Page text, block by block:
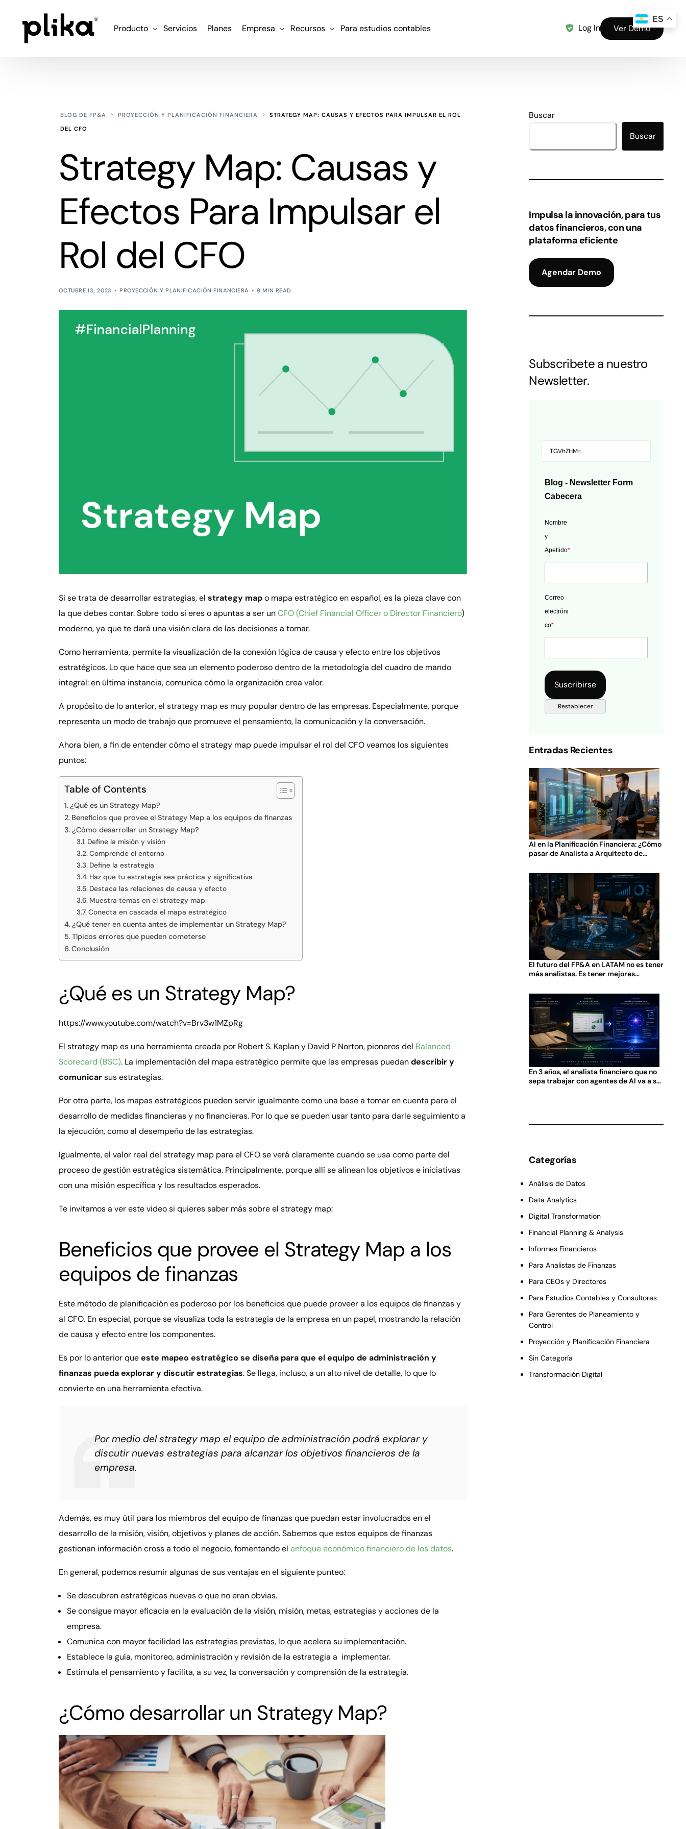
Producto Servicios Planes Empresa Recursos
Ebooks
Para estudios contables Log In Ver Demo
BLOG DE FP&A PROYECCIÓN Y PLANIFICACIÓN FINANCIERA
STRATEGY MAP: CAUSAS Y EFECTOS PARA IMPULSAR EL ROL
DEL CFO
Strategy Map: Causas y
Efectos Para Impulsar el
Rol del CFO
OCTUBRE 13, 2023 PROYECCIÓN Y PLANIFICACIÓN FINANCIERA 9 MIN READ
Si se trata de desarrollar estrategias, el strategy mapo mapa estratégico en español, es la pieza clave con
la que debes contar. Sobre todo si eres o apuntas a ser unCFO (Chief Financial Officer o Director Financiero)
moderno, ya que te dará una visión clara de las decisiones a tomar.
Como herramienta, permite la visualización de la conexión lógica de causa y efecto entre los objetivos
estratégicos. Lo que hace que sea un elemento poderoso dentro de la metodología del cuadro de mando
integral: en última instancia, comunica cómo la organización crea valor.
A propósito de lo anterior, el strategy map es muy popular dentro de las empresas. Especialmente, porque
representa un modo de trabajo que promueve el pensamiento, la comunicación y la conversación.
Ahora bien, a fin de entender cómo el strategy map puede impulsar el rol del CFO veamos los siguientes
puntos:
Table of Contents
¿Qué es un Strategy Map?
Beneficios que provee el Strategy Map a los equipos de finanzas
¿Cómo desarrollar un Strategy Map?
Define la misión y visión
Comprende el entorno
Define la estrategia
Haz que tu estrategia sea práctica y significativa
Destaca las relaciones de causa y efecto
Muestra temas en el strategy map
Conecta en cascada el mapa estratégico
¿Qué tener en cuenta antes de implementar un Strategy Map?
Típicos errores que pueden cometerse
Conclusión
¿Qué es un Strategy Map?
https://www.youtube.com/watch?v=Brv3w1MZpRg
El strategy map es una herramienta creada por Robert S. Kaplan y David P Norton, pioneros del Balanced
Scorecard (BSC). La implementación del mapa estratégico permite que las empresas puedandescribir y
comunicarsus estrategias.
Por otra parte, los mapas estratégicos pueden servir igualmente como una base a tomar en cuenta para el
desarrollo de medidas financieras y no financieras. Por lo que se pueden usar tanto para darle seguimiento a
la ejecución, como al desempeño de las estrategias.
Igualmente, el valor real del strategy map para el CFO se verá claramente cuando se usa como parte del
proceso de gestión estratégica sistemática. Principalmente, porque allí se alinean los objetivos e iniciativas
con una misión específica y los resultados esperados.
Te invitamos a ver este video si quieres saber más sobre el strategy map:
Beneficios que provee el Strategy Map a los
equipos de finanzas
Este método de planificación es poderoso por los beneficios que puede proveer a los equipos de finanzas y
al CFO. En especial, porque se visualiza toda la estrategia de la empresa en un papel, mostrando la relación
de causa y efecto entre los componentes.
Es por lo anterior queeste mapeo estratégico se diseña para que el equipo de administración y
finanzas pueda explorar y discutir estrategias. Se llega, incluso, a un alto nivel de detalle, lo que lo
convierte en una herramienta efectiva.
Por medio del strategy map el equipo de administración podrá explorar y
discutir nuevas estrategias para alcanzar los objetivos financieros de la
empresa.
Además, es muy útil para los miembros del equipo de finanzas que puedan estar involucrados en el
desarrollo de la misión, visión, objetivos y planes de acción. Sabemos que estos equipos de finanzas
gestionan información cross a todo el negocio, fomentando el enfoque económico financiero de los datos.
En general, podemos resumir algunas de sus ventajas en el siguiente punteo:
Se descubren estratégicas nuevas o que no eran obvias.
Se consigue mayor eficacia en la evaluación de la visión, misión, metas, estrategias y acciones de la
empresa.
Comunica con mayor facilidad las estrategias previstas, lo que acelera su implementación.
Establece la guía, monitoreo, administración y revisión de la estrategia a implementar.
Estimula el pensamiento y facilita, a su vez, la conversación y comprensión de la estrategia.
¿Cómo desarrollar un Strategy Map?
Buscar
Buscar
Impulsa la innovación, para tus
datos financieros, con una
plataforma eficiente
Agendar Demo
Subscribete a nuestro
Newsletter.
Blog - Newsletter Form
Cabecera
Nombre
y
Apellido*
Correo
electróni
co*
Entradas Recientes
AI en la Planificación Financiera: ¿Cómo
pasar de Analista a Arquitecto de
El futuro del FP&A en LATAM no es tener
más analistas. Es tener mejores
En 3 años, el analista financiero que no
sepa trabajar con agentes de AI va a ser
Categorías
Análisis de Datos
Data Analytics
Digital Transformation
Financial Planning & Analysis
Informes Financieros
Para Analistas de Finanzas
Para CEOs y Directores
Para Estudios Contables y Consultores
Para Gerentes de Planeamiento y
Control
Proyección y Planificación Financiera
Sin Categoría
Transformación Digital
ES